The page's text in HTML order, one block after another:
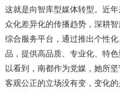
这就是向智库型媒体转型。近
众化差异化的传播趋势，深耕
综合服务平台，通过推出个性
品，提供高品质、专业化、特
以看到，南都作为党媒，她所
客观公正的立场没有变，变化